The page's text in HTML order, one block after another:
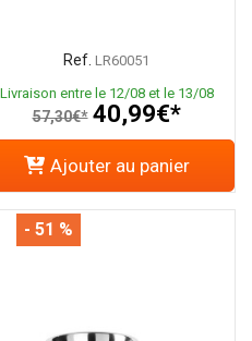
Ref. LR60051
Livraison entre le 12/08 et le 13/08
57,30€* 40,99€*
Ajouter au panier
- 51 %